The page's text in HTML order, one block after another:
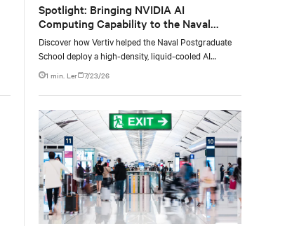
Spotlight: Bringing NVIDIA AI
Computing Capability to the Naval
Postgraduate School
Discover how Vertiv helped the Naval Postgraduate
School deploy a high-density, liquid-cooled AI
infrastructure powered by NVIDIA DGX GB300 to
accelerate AI research, education, and mission-critical
innovation.
1 min. Ler 7/23/26